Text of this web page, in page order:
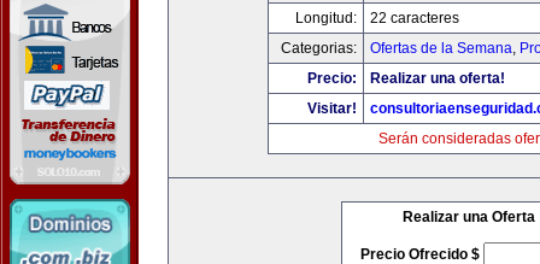
Longitud:
22 caracteres
Categorias:
Ofertas de la Semana,
Precio:
Realizar una oferta!
Visitar!
Serán consideradas
Realizar una Oferta
Precio Ofrecido $